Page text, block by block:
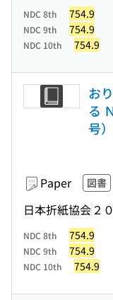
NDC 8th 754.9
NDC 9th 754.9
NDC 10th 754.9
お
る
号）
Paper 図書
日本折紙協会 ２
NDC 8th 754.9
NDC 9th 754.9
NDC 10th 754.9